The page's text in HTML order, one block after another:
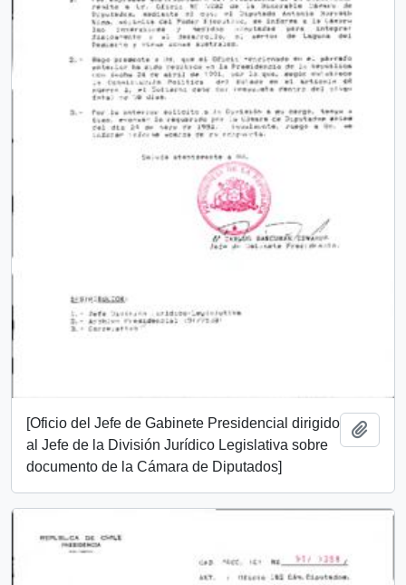
[Oficio del Jefe de Gabinete Presidencial dirigido
al Jefe de la División Jurídico Legislativa sobre
documento de la Cámara de Diputados]